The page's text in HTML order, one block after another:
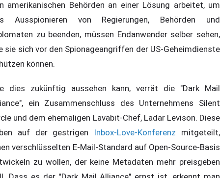
amerikanischen Behörden an einer Lösung arbeitet, um
Ausspionieren von Regierungen, Behörden und
zu beenden, müssen Endanwender selber sehen,
sie sich vor den Spionageangriffen der US-Geheimdienste
können.
dies zukünftig aussehen kann, verrät die "Dark Mail
ein Zusammenschluss des Unternehmens Silent
und dem ehemaligen Lavabit-Chef, Ladar Levison. Diese
auf der gestrigen Inbox-Love-Konferenz mitgeteilt,
verschlüsselten E-Mail-Standard auf Open-Source-Basis
zu wollen, der keine Metadaten mehr preisgeben